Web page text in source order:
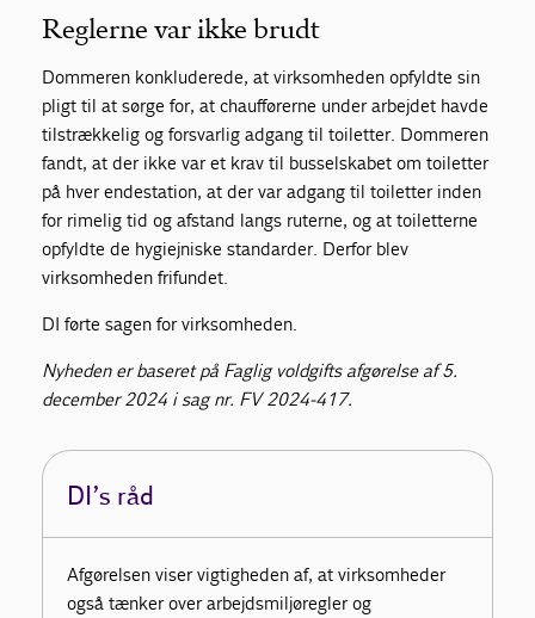
Reglerne var ikke brudt
Dommeren konkluderede, at virksomheden opfyldte sin
pligt til at sørge for, at chaufførerne under arbejdet havde
tilstrækkelig og forsvarlig adgang til toiletter. Dommeren
fandt, at der ikke var et krav til busselskabet om toiletter
på hver endestation, at der var adgang til toiletter inden
for rimelig tid og afstand langs ruterne, og at toiletterne
opfyldte de hygiejniske standarder. Derfor blev
virksomheden frifundet.
DI førte sagen for virksomheden.
Nyheden er baseret på Faglig voldgifts afgørelse af 5.
december 2024 i sag nr. FV 2024-417.
DI’s råd
Afgørelsen viser vigtigheden af, at virksomheder
også tænker over arbejdsmiljøregler og